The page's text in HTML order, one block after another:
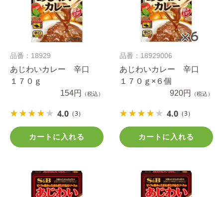
品番：18929
あじわいカレー 辛口
１７０ｇ
154円
（税込）
4.0 （3）
カートに入れる
品番：18929006
あじわいカレー 辛口
１７０ｇ×６個
920円
（税込）
4.0 （3）
カートに入れる